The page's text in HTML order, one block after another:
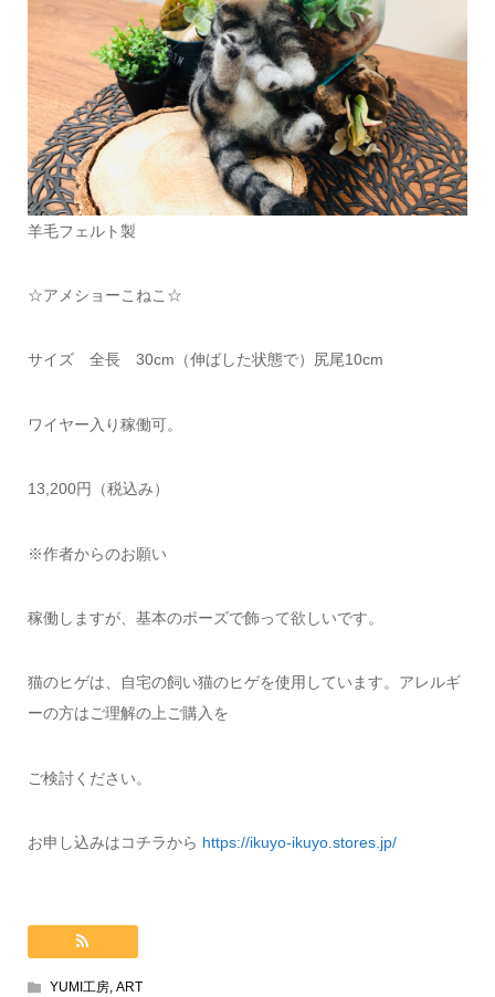
羊毛フェルト製
☆アメショーこねこ☆
サイズ 全長 30cm（伸ばした状態で）尻尾10cm
ワイヤー入り稼働可。
13,200円（税込み）
※作者からのお願い
稼働しますが、基本のポーズで飾って欲しいです。
猫のヒゲは、自宅の飼い猫のヒゲを使用しています。アレルギ
ーの方はご理解の上ご購入を
ご検討ください。
お申し込みはコチラから https://ikuyo-ikuyo.stores.jp/
YUMI工房, ART